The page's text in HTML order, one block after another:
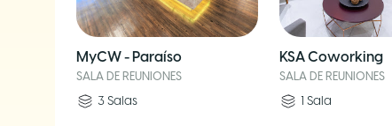
MyCW - Paraíso
SALA DE REUNIONES
3 Salas
KSA Coworking
SALA DE REUNIONES
1 Sala